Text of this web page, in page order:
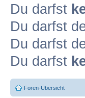
Du darfst
Du darfst
Du darfst
Du darfst
Foren-Übersicht